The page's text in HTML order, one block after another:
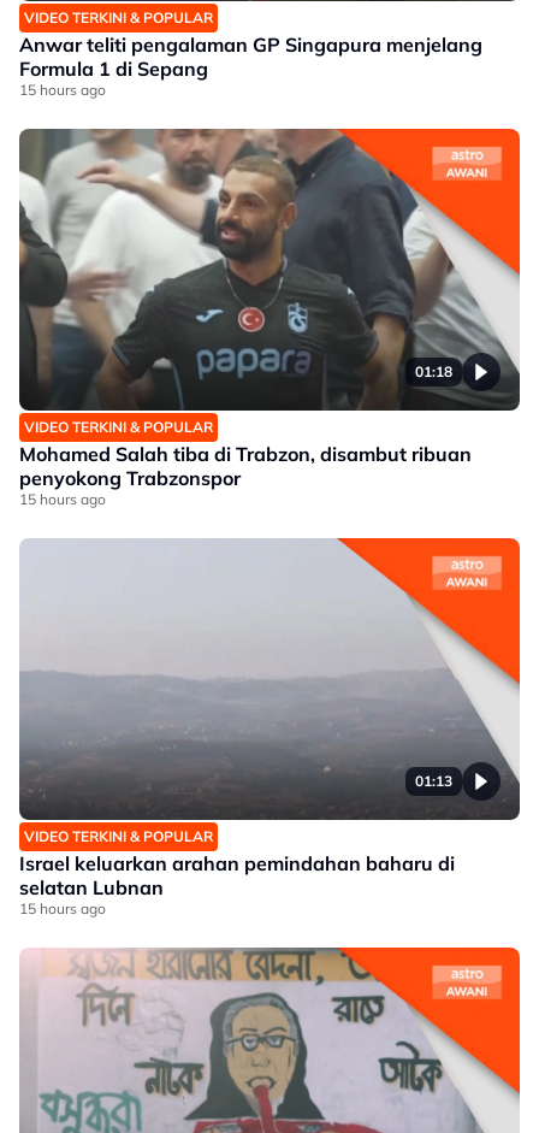
VIDEO TERKINI & POPULAR
Anwar teliti pengalaman GP Singapura menjelang
Formula 1 di Sepang
15 hours ago
01:18
VIDEO TERKINI & POPULAR
Mohamed Salah tiba di Trabzon, disambut ribuan
penyokong Trabzonspor
15 hours ago
01:13
VIDEO TERKINI & POPULAR
Israel keluarkan arahan pemindahan baharu di
selatan Lubnan
15 hours ago